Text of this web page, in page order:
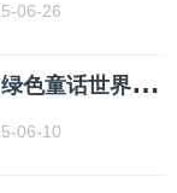
06-26
浙
江荒废海岛宛如绿色童话世界 天下最美没有之一
06-10